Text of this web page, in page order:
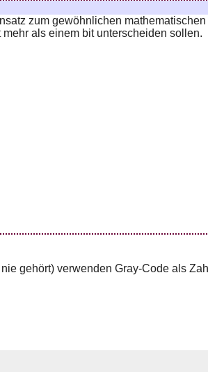
zum gewöhnlichen
als einem bit unterscheiden sollen.
gehört) verwenden Gray-Code als